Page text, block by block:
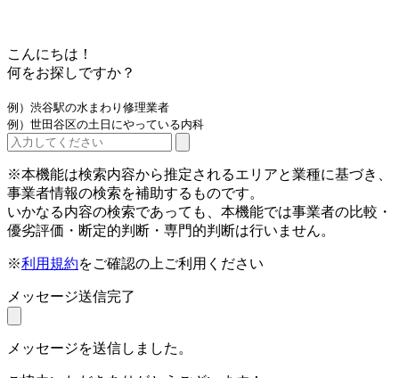
こんにちは！
何をお探しですか？
例）渋谷駅の水まわり修理業者
例）世田谷区の土日にやっている内科
※本機能は検索内容から推定されるエリアと業種に基づき、
事業者情報の検索を補助するものです。
いかなる内容の検索であっても、本機能では事業者の比較・
優劣評価・断定的判断・専門的判断は行いません。
※利用規約をご確認の上ご利用ください
メッセージ送信完了
メッセージを送信しました。